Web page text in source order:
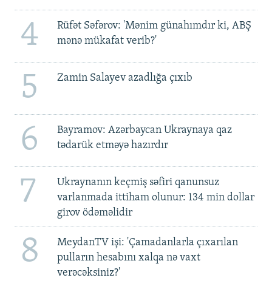
4
Rüfət Səfərov: 'Mənim günahımdır ki, ABŞ
mənə mükafat verib?'
5 Zamin Salayev azadlığa çıxıb
6
Bayramov: Azərbaycan Ukraynaya qaz
tədarük etməyə hazırdır
7
Ukraynanın keçmiş səfiri qanunsuz
varlanmada ittiham olunur: 134 min dollar
girov ödəməlidir
8
MeydanTV işi: 'Çamadanlarla çıxarılan
pulların hesabını xalqa nə vaxt
verəcəksiniz?'